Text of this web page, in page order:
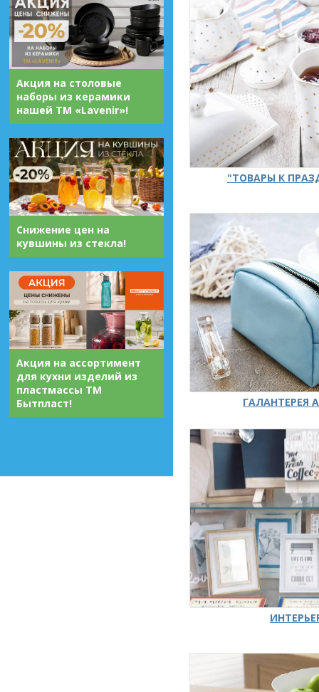
Акция на столовые
наборы из керамики
нашей ТМ «Lavenir»!
Снижение цен на
кувшины из стекла!
Акция на ассортимент
для кухни изделий из
пластмассы ТМ
Бытпласт!
"ТОВАРЫ К
ГАЛАНТЕРЕЯ